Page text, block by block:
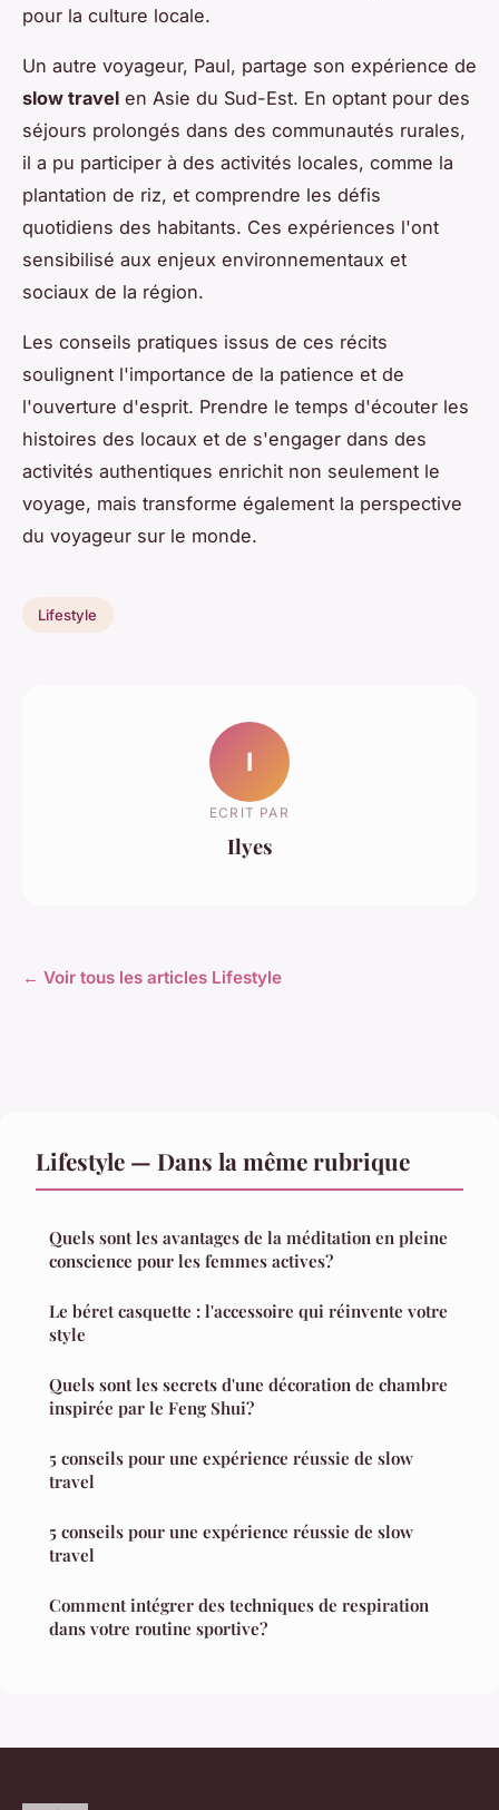
pour la culture locale.
Un autre voyageur, Paul, partage son expérience de
slow travel en Asie du Sud-Est. En optant pour des
séjours prolongés dans des communautés rurales,
il a pu participer à des activités locales, comme la
plantation de riz, et comprendre les défis
quotidiens des habitants. Ces expériences l'ont
sensibilisé aux enjeux environnementaux et
sociaux de la région.
Les conseils pratiques issus de ces récits
soulignent l'importance de la patience et de
l'ouverture d'esprit. Prendre le temps d'écouter les
histoires des locaux et de s'engager dans des
activités authentiques enrichit non seulement le
voyage, mais transforme également la perspective
du voyageur sur le monde.
Lifestyle
I
ECRIT PAR
Ilyes
← Voir tous les articles Lifestyle
Lifestyle — Dans la même rubrique
Quels sont les avantages de la méditation en pleine
conscience pour les femmes actives?
Le béret casquette : l'accessoire qui réinvente votre
style
Quels sont les secrets d'une décoration de chambre
inspirée par le Feng Shui?
5 conseils pour une expérience réussie de slow
travel
5 conseils pour une expérience réussie de slow
travel
Comment intégrer des techniques de respiration
dans votre routine sportive?